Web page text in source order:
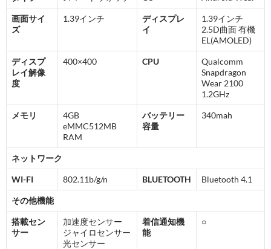
画面サイ
ズ
1.39インチ
ディスプレ
イ
1.39インチ
2.5D曲面 有機
EL(AMOLED)
ディスプ
レイ解像
度
400×400 CPU
Qualcomm
Snapdragon
Wear 2100
1.2GHz
メモリ
4GB
eMMC512MB
RAM
バッテリー
容量
340mah
ネットワーク
WI-FI 802.11b/g/n BLUETOOTH Bluetooth 4.1
その他機能
搭載セン
サー
加速度センサー
ジャイロセンサー
光センサー
着信通知機
能
○